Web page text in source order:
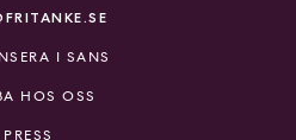
I SANS
HOS OSS
PRESS